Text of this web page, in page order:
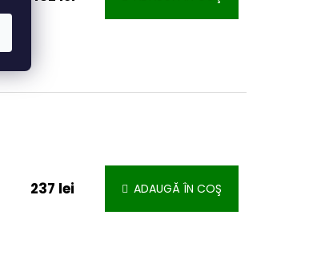
237 lei ADAUGĂ ÎN COŞ